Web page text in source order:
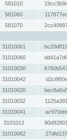
581010
581060
581070
31010061
31010060
31010030
31010042
31010020
31010032
31010041
3101013
31010062